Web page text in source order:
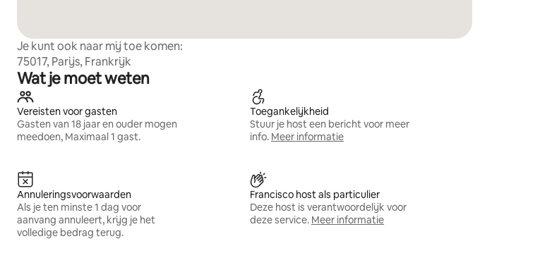
Je kunt ook naar mij toe komen:
75017, Parijs, Frankrijk
Wat je moet weten
Vereisten voor gasten
Gasten van 18 jaar en ouder mogen
meedoen, Maximaal 1 gast.
Toegankelijkheid
Stuur je host een bericht voor meer
info. Meer informatie
Annuleringsvoorwaarden
Als je ten minste 1 dag voor
aanvang annuleert, krijg je het
volledige bedrag terug.
Francisco host als particulier
Deze host is verantwoordelijk voor
deze service. Meer informatie